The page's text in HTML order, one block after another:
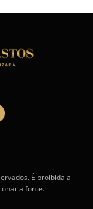
É proibida a
a fonte.